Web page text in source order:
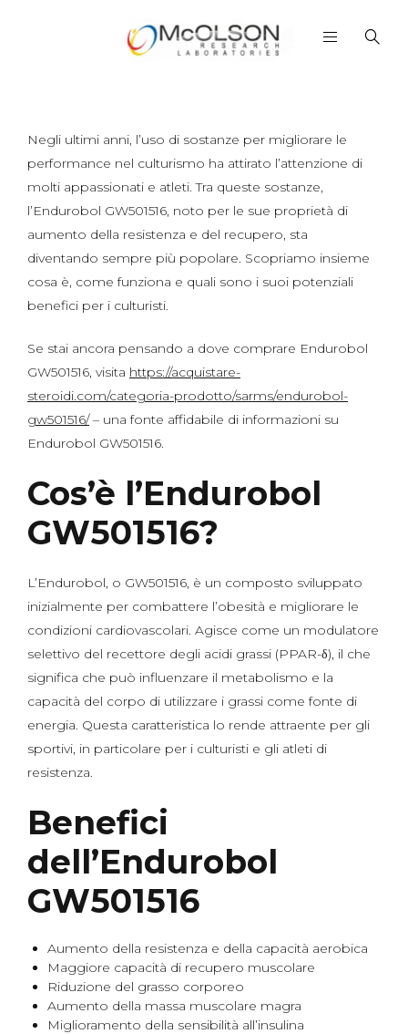
Negli ultimi anni, l’uso di sostanze per migliorare le
performance nel culturismo ha attirato l’attenzione di
molti appassionati e atleti. Tra queste sostanze,
l’Endurobol GW501516, noto per le sue proprietà di
aumento della resistenza e del recupero, sta
diventando sempre più popolare. Scopriamo insieme
cosa è, come funziona e quali sono i suoi potenziali
benefici per i culturisti.
Se stai ancora pensando a dove comprare Endurobol
GW501516, visita https://acquistare-
steroidi.com/categoria-prodotto/sarms/endurobol-
gw501516/– una fonte affidabile di informazioni su
Endurobol GW501516.
Cos’è l’Endurobol
GW501516?
L’Endurobol, o GW501516, è un composto sviluppato
inizialmente per combattere l’obesità e migliorare le
condizioni cardiovascolari. Agisce come un modulatore
selettivo del recettore degli acidi grassi (PPAR-δ), il che
significa che può influenzare il metabolismo e la
capacità del corpo di utilizzare i grassi come fonte di
energia. Questa caratteristica lo rende attraente per gli
sportivi, in particolare per i culturisti e gli atleti di
resistenza.
Benefici
dell’Endurobol
GW501516
Aumento della resistenza e della capacità aerobica
Maggiore capacità di recupero muscolare
Riduzione del grasso corporeo
Aumento della massa muscolare magra
Miglioramento della sensibilità all’insulina